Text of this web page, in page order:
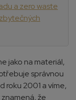
a zero waste
jako na materiál,
správnou
roku 2001 a víme,
že